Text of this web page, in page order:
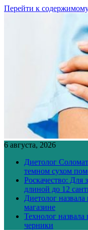
Перейти к
6 августа, 2026
Диетолог
темном сухом
Роскачество: Для
длиной до 12
Диетолог
магазине
Технолог назвала
черники